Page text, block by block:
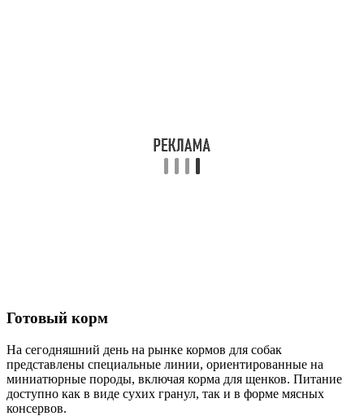
Готовый корм
На сегодняшний день на рынке кормов для собак
представлены специальные линии, ориентированные на
миниатюрные породы, включая корма для щенков. Питание
доступно как в виде сухих гранул, так и в форме мясных
консервов.